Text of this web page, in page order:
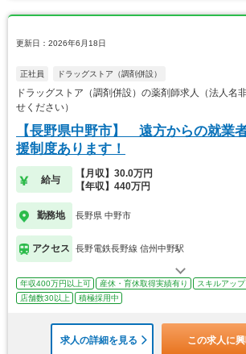
更新日：2026年6月18日
正社員 ドラッグストア（調剤併設）
ドラッグストア（調剤併設）の薬剤師求人（法人
せください）
【長野県中野市】 遠方からの就業
援制度あります！
給与
【月収】30.0万円
【年収】440万円
勤務地 長野県 中野市
アクセス 長野電鉄長野線 信州中野駅
年収400万円以上可 産休・育休取得実績有り スキルアップ
店舗数30以上
積極採用中
求人の詳細を見る この求人に